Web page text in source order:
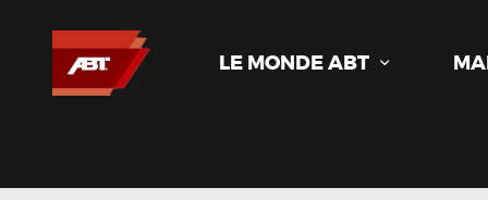
LE MONDE ABT